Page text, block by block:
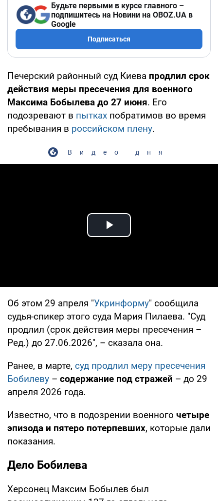
Будьте первыми в курсе главного –
подпишитесь на Новини на OBOZ.UA в
Google
Подписаться
Печерский районный суд Киева продлил срок
действия меры пресечения для военного
Максима Бобылева до 27 июня. Его
подозревают в пытках побратимов во время
пребывания в российском плену.
Видео дня
Play Video
Об этом 29 апреля "Укринформу" сообщила
судья-спикер этого суда Мария Пилаева. "Суд
продлил (срок действия меры пресечения –
Ред.) до 27.06.2026", – сказала она.
Ранее, в марте, суд продлил меру пресечения
Бобилеву – содержание под стражей – до 29
апреля 2026 года.
Известно, что в подозрении военного четыре
эпизода и пятеро потерпевших, которые дали
показания.
Дело Бобилева
Херсонец Максим Бобылев был